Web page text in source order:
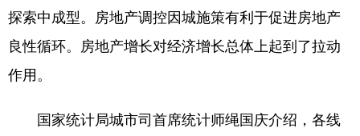
山东 河南 湖北 湖南
广东 广西 海南 重庆
陕西 甘肃 青海 宁夏
探索中成型。房地产调控因城施策有利于促进房地产
良性循环。房地产增长对经济增长总体上起到了拉动
作用。
国家统计局城市司首席统计师绳国庆介绍，各线